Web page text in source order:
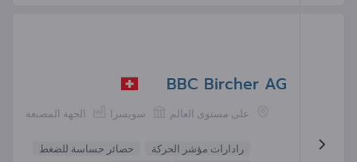
BBC Bircher AG
الجهة المصنعة سويسرا على مستوى العالم
رادارات مؤشر الحركة
حصائر حساسة للضغط